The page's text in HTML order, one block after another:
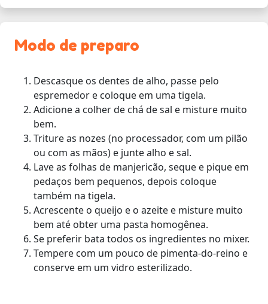
Modo de preparo
Descasque os dentes de alho, passe pelo
espremedor e coloque em uma tigela.
Adicione a colher de chá de sal e misture muito
bem.
Triture as nozes (no processador, com um pilão
ou com as mãos) e junte alho e sal.
Lave as folhas de manjericão, seque e pique em
pedaços bem pequenos, depois coloque
também na tigela.
Acrescente o queijo e o azeite e misture muito
bem até obter uma pasta homogênea.
Se preferir bata todos os ingredientes no mixer.
Tempere com um pouco de pimenta-do-reino e
conserve em um vidro esterilizado.